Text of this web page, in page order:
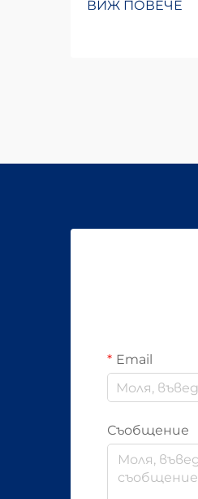
ВИЖ ПОВЕЧЕ
Email
Съобщение